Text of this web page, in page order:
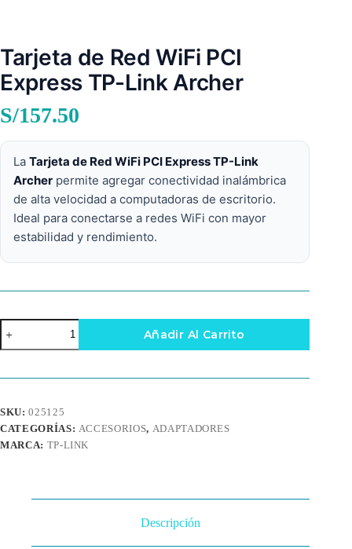
Tarjeta de Red WiFi PCI
Express TP-Link Archer
S/157.50
La Tarjeta de Red WiFi PCI Express TP-Link
Archer permite agregar conectividad inalámbrica
de alta velocidad a computadoras de escritorio.
Ideal para conectarse a redes WiFi con mayor
estabilidad y rendimiento.
Tarjeta
de
Red
PCI
Link
Archer
cantidad
Añadir Al Carrito
SKU:025125
CATEGORÍAS: ACCESORIOS, ADAPTADORES
MARCA: TP-LINK
Descripción